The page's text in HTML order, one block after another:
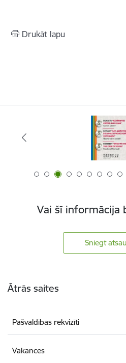
Drukāt lapu
Vai šī informācija
Sniegt
Ātrās saites
Pašvaldības rekvizīti
Vakances